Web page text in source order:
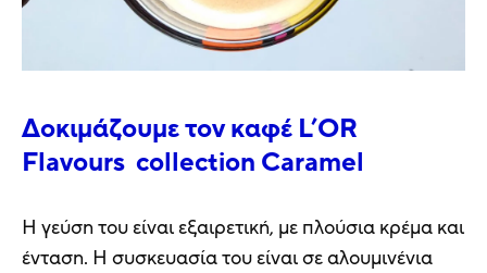
Δοκιμάζουμε τον καφέ L’OR
Flavours collection Caramel
Η γεύση του είναι εξαιρετική, με πλούσια κρέμα και
ένταση. Η συσκευασία του είναι σε αλουμινένια